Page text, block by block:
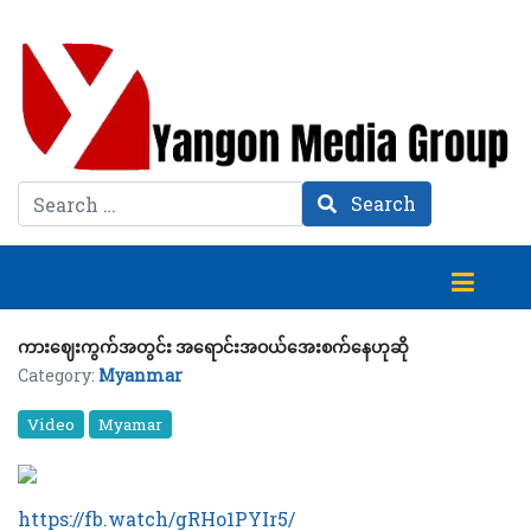
Search Search
ကားဈေးကွက်အတွင်း အရောင်းအဝယ်အေးစက်နေဟုဆို
Category: Myanmar
Video Myamar
https://fb.watch/gRHo1PYIr5/